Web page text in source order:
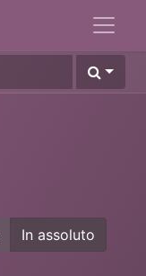
In assoluto